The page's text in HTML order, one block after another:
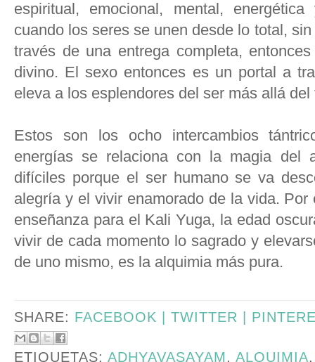
espiritual, emocional, mental,
cuando los seres se unen desde lo total,
través de una entrega completa,
divino. El sexo entonces es un portal a
eleva a los esplendores del ser más allá
Estos son los ocho intercambios
energías se relaciona con la magia del
difíciles porque el ser humano se va
alegría y el vivir enamorado de la vida.
enseñanza para el Kali Yuga, la edad
vivir de cada momento lo sagrado y
de uno mismo, es la alquimia más pura.
SHARE: FACEBOOK | TWITTER |
ETIQUETAS: ADHYAVASAYAM , ALQUIMIA